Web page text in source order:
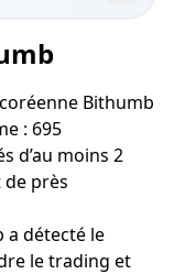
Bithumb
: 695
d’au moins 2
de près
a détecté le
le trading et